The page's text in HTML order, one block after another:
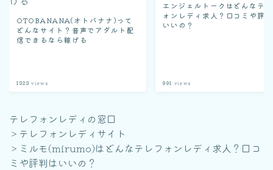
OTOBANANA(オトバナナ)って
どんなサイト？音声でアダルト配
信できるなら稼げる
1323 views
エンジェルトークはどんなテ
ォンレディ求人？口コミや評
いいの？
991 views
テレフォンレディの窓口
＞ テレフォンレディサイト
＞ ミルモ(mirumo)はどんなテレフォンレディ求人？口コ
ミや評判はいいの？